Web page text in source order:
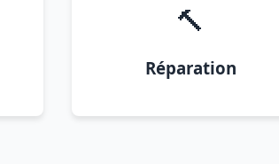
🔨
Réparation